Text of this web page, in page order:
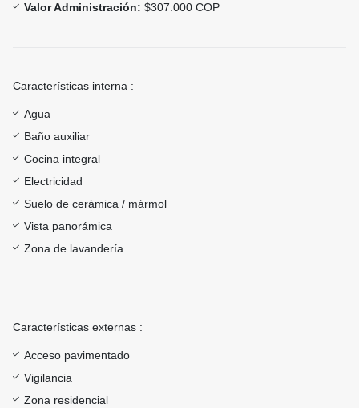
Valor Administración: $307.000 COP
Características interna :
Agua
Baño auxiliar
Cocina integral
Electricidad
Suelo de cerámica / mármol
Vista panorámica
Zona de lavandería
Características externas :
Acceso pavimentado
Vigilancia
Zona residencial